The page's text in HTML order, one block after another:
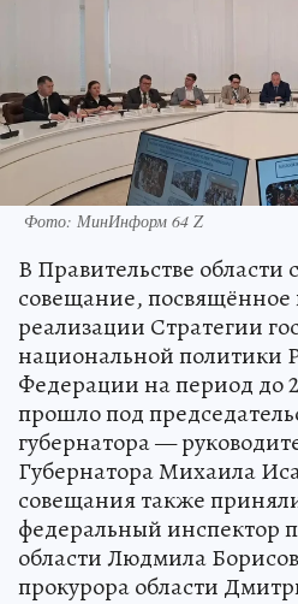
Фото: МинИнформ 64 Z
В Правительстве области
совещание, посвящённое
реализации Стратегии
национальной политики
Федерации на период до
прошло под
губернатора —
Губернатора Михаила
совещания также
федеральный инспектор
области Людмила
прокурора области